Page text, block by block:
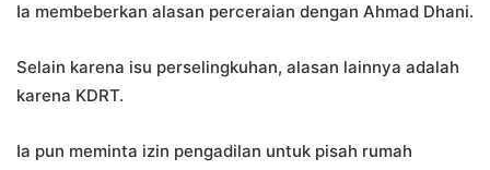
Ia membeberkan alasan perceraian dengan Ahmad Dhani.
Selain karena isu perselingkuhan, alasan lainnya adalah
karena KDRT.
Ia pun meminta izin pengadilan untuk pisah rumah